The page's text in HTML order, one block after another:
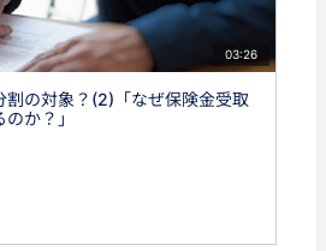
03:26
割の対象？(2)「なぜ保険金受取
か？」